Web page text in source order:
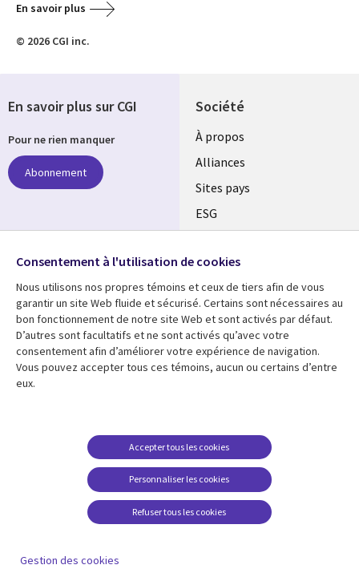
En savoir plus
© 2026 CGI inc.
Société
À propos
Alliances
Sites pays
ESG
Fusions
Salle de presse
Ressources
Articles
Études de cas
Baladodiffusions
Support
Restrictions et
conditions juridiques
Carrières FAQ
Centre de gestion des
En savoir plus sur CGI
Pour ne rien manquer
Abonnement
Suivez-nous
Social
Media
Global
FR
Consentement à l'utilisation de cookies
Nous utilisons nos propres témoins et ceux de tiers afin de vous
garantir un site Web fluide et sécurisé. Certains sont nécessaires au
bon fonctionnement de notre site Web et sont activés par défaut.
D’autres sont facultatifs et ne sont activés qu’avec votre
consentement afin d’améliorer votre expérience de navigation.
Vous pouvez accepter tous ces témoins, aucun ou certains d’entre
eux.
Personnaliser les cookies
Accepter tous les cookies
Refuser tous les cookies
Gestion des cookies